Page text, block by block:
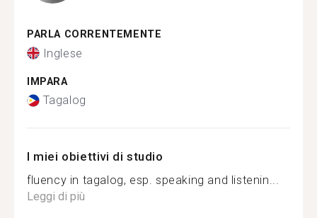
PARLA CORRENTEMENTE
Inglese
IMPARA
Tagalog
I miei obiettivi di studio
fluency in tagalog, esp. speaking and listenin...
Leggi di più